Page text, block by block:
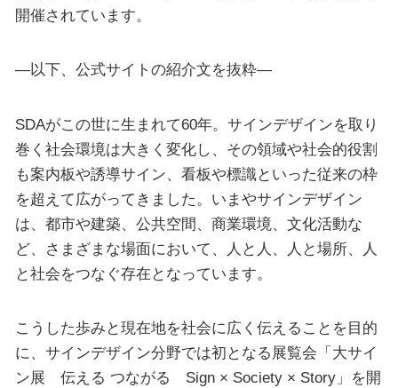
開催されています。
—以下、公式サイトの紹介文を抜粋—
SDAがこの世に生まれて60年。サインデザインを取り
巻く社会環境は大きく変化し、その領域や社会的役割
も案内板や誘導サイン、看板や標識といった従来の枠
を超えて広がってきました。いまやサインデザイン
は、都市や建築、公共空間、商業環境、文化活動な
ど、さまざまな場面において、人と人、人と場所、人
と社会をつなぐ存在となっています。
こうした歩みと現在地を社会に広く伝えることを目的
に、サインデザイン分野では初となる展覧会「大サイ
ン展 伝える つながる Sign × Society × Story」を開